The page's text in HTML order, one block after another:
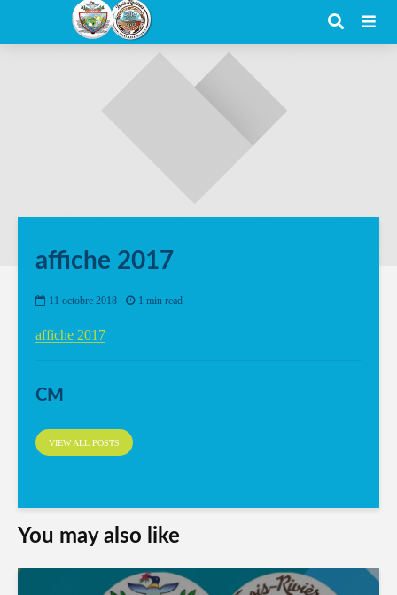
affiche 2017
11 octobre 2018 1 min read
affiche 2017
CM
VIEW ALL POSTS
You may also like